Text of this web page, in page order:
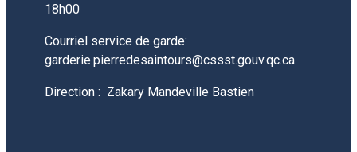
18h00
Courriel service de garde:
garderie.pierredesaintours@cssst.gouv.qc.ca
Direction : Zakary Mandeville Bastien